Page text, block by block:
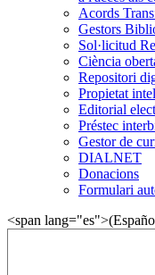
Acords
Gestors
Sol·licitud
Ciència
Repositori
Propietat
Editorial
Préstec
Gestor de
DIALNET
Donacions
Formulari
<span